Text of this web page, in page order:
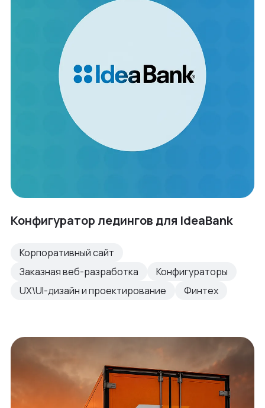
Конфигуратор ледингов для IdeaBank
Корпоративный сайт
Заказная веб-разработка
Конфигураторы
UX\UI-дизайн и проектирование
Финтех